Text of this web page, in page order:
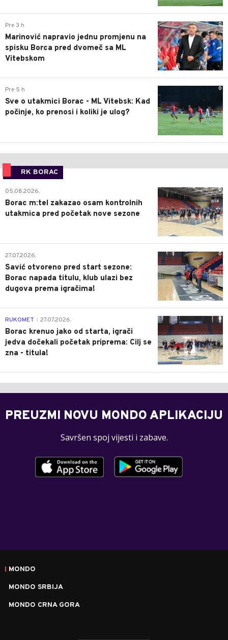
0
Pre 3 h
Marinović napravio jednu promjenu na
spisku Borca pred dvomeč sa ML
Vitebskom
0
Pre 5 h
Sve o utakmici Borac - ML Vitebsk: Kad
počinje, ko prenosi i koliki je ulog?
RK BORAC
0
05.08.2026.
Borac m:tel zakazao osam kontrolnih
utakmica pred početak nove sezone
0
27.07.2026.
Savić otvoreno pred start sezone:
Borac napada titulu, klub ulazi bez
dugova prema igračima!
0
RUKOMET 27.07.2026.
Borac krenuo jako od starta, igrači
jedva dočekali početak priprema: Cilj se
zna - titula!
PREUZMI NOVU MONDO APLIKACIJU
Savršen spoj vijesti i zabave.
MONDO
MONDO SRBIJA
MONDO CRNA GORA